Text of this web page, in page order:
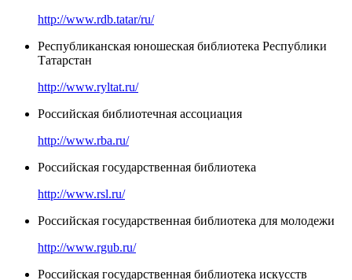
http://www.rdb.tatar/ru/
Республиканская юношеская библиотека Республики
Татарстан
http://www.ryltat.ru/
Российская библиотечная ассоциация
http://www.rba.ru/
Российская государственная библиотека
http://www.rsl.ru/
Российская государственная библиотека для молодежи
http://www.rgub.ru/
Российская государственная библиотека искусств